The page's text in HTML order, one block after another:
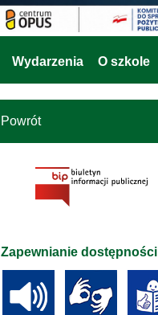
Wydarzenia O szkole
Powrót
Zapewnianie dostępności